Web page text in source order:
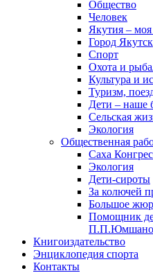
Общество
Человек
Якутия –
Город Якутск
Спорт
Охота и
Культура и
Туризм,
Дети – наше
Сельская
Экология
Общественная
Саха
Экология
Дети-сироты
За колючей
Большое
Помощник
Книгоиздательство
Энциклопедия спорта
Контакты